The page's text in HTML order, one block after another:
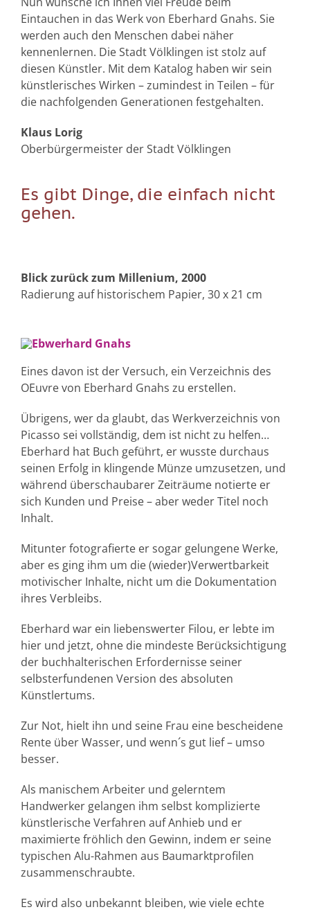
Eintauchen in das Werk von Eberhard Gnahs. Sie
werden auch den Menschen dabei näher
kennenlernen. Die Stadt Völklingen ist stolz auf
diesen Künstler. Mit dem Katalog haben wir sein
künstlerisches Wirken – zumindest in Teilen – für
die nachfolgenden Generationen festgehalten.
Klaus Lorig
Oberbürgermeister der Stadt Völklingen
Es gibt Dinge, die einfach nicht
gehen.
Blick zurück zum Millenium, 2000
Radierung auf historischem Papier, 30 x 21 cm
Eines davon ist der Versuch, ein Verzeichnis des
OEuvre von Eberhard Gnahs zu erstellen.
Übrigens, wer da glaubt, das Werkverzeichnis von
Picasso sei vollständig, dem ist nicht zu helfen…
Eberhard hat Buch geführt, er wusste durchaus
seinen Erfolg in klingende Münze umzusetzen, und
während überschaubarer Zeiträume notierte er
sich Kunden und Preise – aber weder Titel noch
Inhalt.
Mitunter fotografierte er sogar gelungene Werke,
aber es ging ihm um die (wieder)Verwertbarkeit
motivischer Inhalte, nicht um die Dokumentation
ihres Verbleibs.
Eberhard war ein liebenswerter Filou, er lebte im
hier und jetzt, ohne die mindeste Berücksichtigung
der buchhalterischen Erfordernisse seiner
selbsterfundenen Version des absoluten
Künstlertums.
Zur Not, hielt ihn und seine Frau eine bescheidene
Rente über Wasser, und wenn´s gut lief – umso
besser.
Als manischem Arbeiter und gelerntem
Handwerker gelangen ihm selbst komplizierte
künstlerische Verfahren auf Anhieb und er
maximierte fröhlich den Gewinn, indem er seine
typischen Alu-Rahmen aus Baumarktprofilen
zusammenschraubte.
Es wird also unbekannt bleiben, wie viele echte